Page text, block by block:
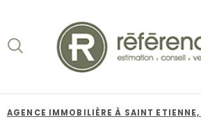
la
recherche
menu
principal
contenu
AGENCE IMMOBILIÈRE À SAINT